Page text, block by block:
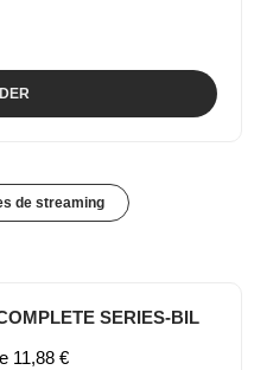
de streaming
SERIES-BIL
11,88 €